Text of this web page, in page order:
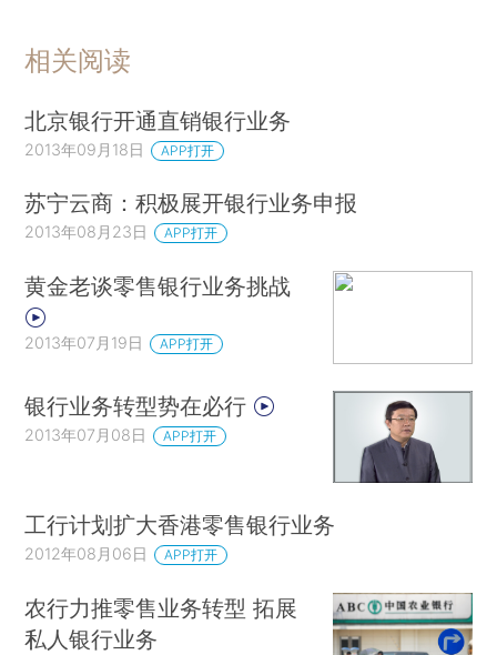
相关阅读
北京银行开通直销银行业务
2013年09月18日 APP打开
苏宁云商：积极展开银行业务申报
2013年08月23日 APP打开
黄金老谈零售银行业务挑战
2013年07月19日 APP打开
银行业务转型势在必行
2013年07月08日 APP打开
工行计划扩大香港零售银行业务
2012年08月06日 APP打开
农行力推零售业务转型 拓展
私人银行业务